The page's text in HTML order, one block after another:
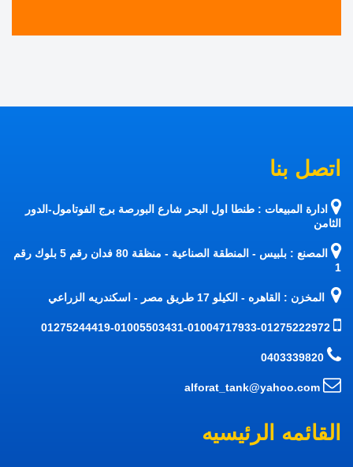
اتصل بنا
ادارة المبيعات : طنطا اول البحر شارع البورصة برج الفوتامول-الدور
الثامن
المصنع : بلبيس - المنطقة الصناعية - منظقة 80 فدان رقم 5 بلوك رقم
1
المخزن : القاهره - الكيلو 17 طريق مصر - اسكندريه الزراعي
01275244419-01005503431-01004717933-01275222972
0403339820
alforat_tank@yahoo.com
القائمه الرئيسيه